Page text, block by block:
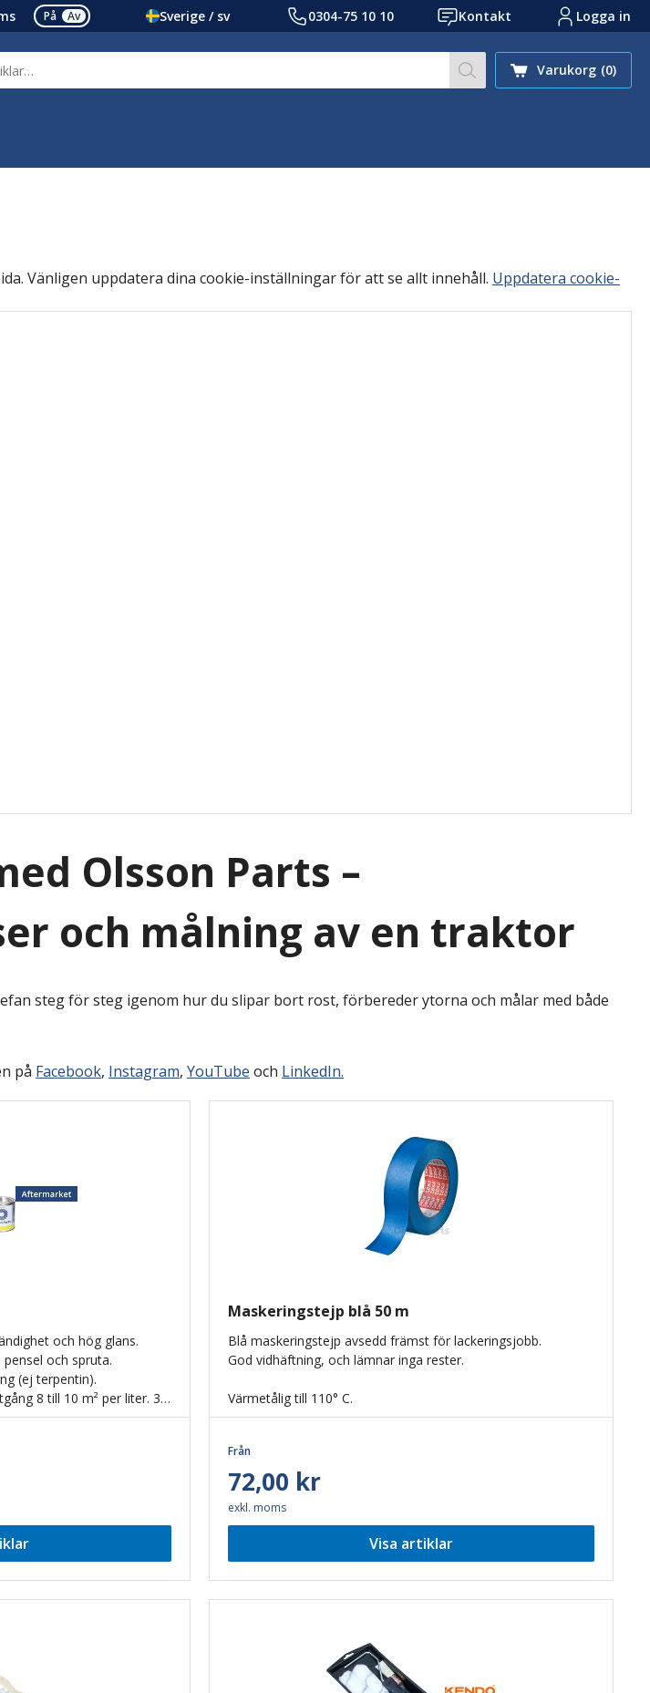
På Av Sverige / sv 0304-75 10 10 Kontakt Logga in
Skriv sökord eller
Varukorg (0)
Vänligen uppdatera dina cookie-inställningar för att se allt innehåll. Uppdatera cookie-
Olsson Parts –
och målning av en traktor
steg för steg igenom hur du slipar bort rost, förbereder ytorna och målar med både
på Facebook, Instagram, YouTube och LinkedIn.
och hög glans.
och spruta.
(ej terpentin).
8 till 10 m² per liter. 3
rekommenderade
Maskeringstejp blå 50 m
Blå maskeringstejp avsedd främst för lackeringsjobb.
God vidhäftning, och lämnar inga rester.
Värmetålig till 110° C.
Från
72,00 kr
exkl. moms
Visa artiklar